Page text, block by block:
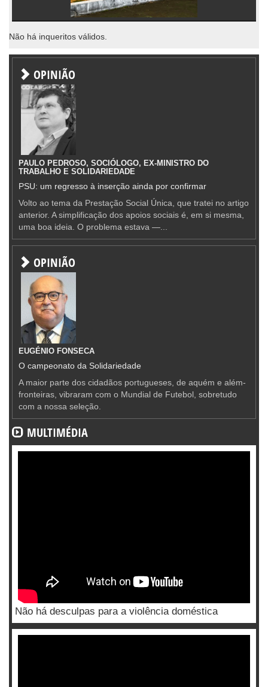
Não há inqueritos válidos.
OPINIÃO
PAULO PEDROSO, SOCIÓLOGO, EX-MINISTRO DO
TRABALHO E SOLIDARIEDADE
PSU: um regresso à inserção ainda por confirmar
Volto ao tema da Prestação Social Única, que tratei no artigo
anterior. A simplificação dos apoios sociais é, em si mesma,
uma boa ideia. O problema estava —...
OPINIÃO
EUGÉNIO FONSECA
O campeonato da Solidariedade
A maior parte dos cidadãos portugueses, de aquém e além-
fronteiras, vibraram com o Mundial de Futebol, sobretudo
com a nossa seleção.
MULTIMÉDIA
Não há desculpas para a violência doméstica